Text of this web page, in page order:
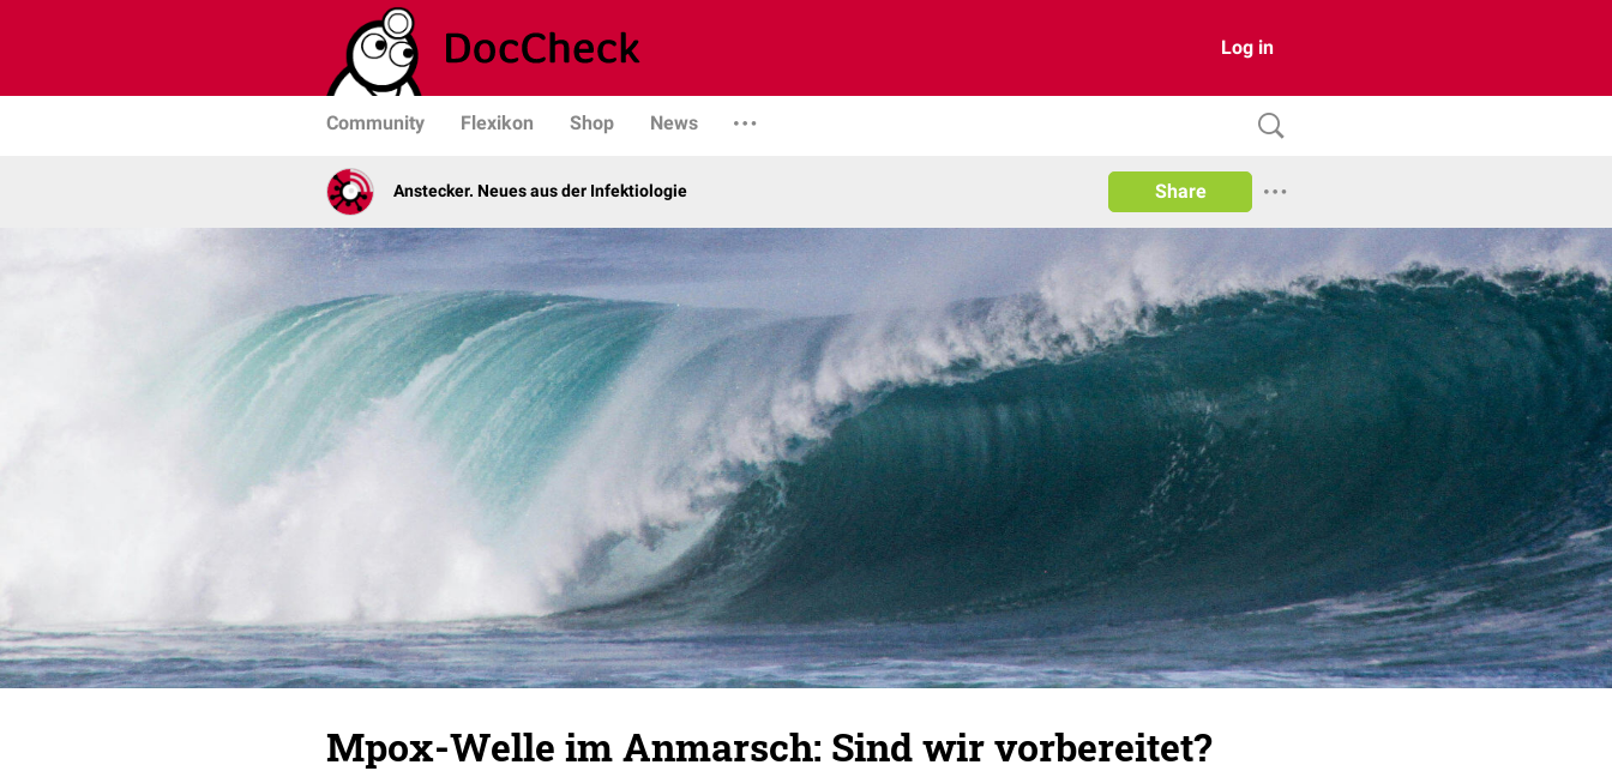
Log in
Community Flexikon Shop News
Anstecker. Neues aus der Infektiologie Share
Mpox-Welle im Anmarsch: Sind wir vorbereitet?